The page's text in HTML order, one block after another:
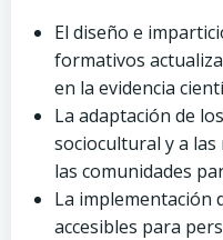
El diseño e
formativos
en la evidencia
La adaptación de
sociocultural y a las
las comunidades
La implementación
accesibles para